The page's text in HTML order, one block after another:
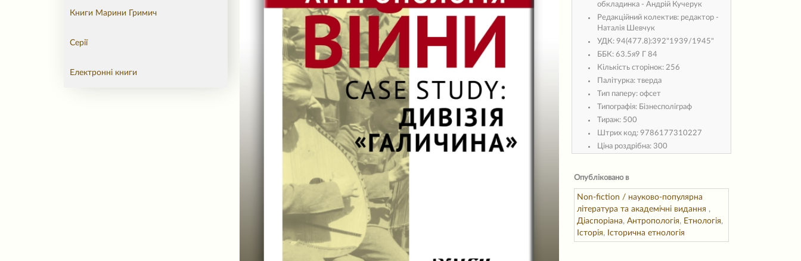
Книги Марини Гримич
Серії
Електронні книги
обкладинка - Андрій Кучерук
Редакційний колектив: редактор -
Наталія Шевчук
УДК: 94(477.8):392"1939/1945"
ББК: 63.5я9 Г 84
Кількість сторінок: 256
Палітурка: тверда
Тип паперу: офсет
Типографія: Бізнесполіграф
Тираж: 500
Штрих код: 9786177310227
Ціна роздрібна: 300
Опубліковано в
Non-fiction / науково-популярна
література та академічні видання ,
Діаспоріана, Антропологія, Етнологія,
Історія, Історична етнологія